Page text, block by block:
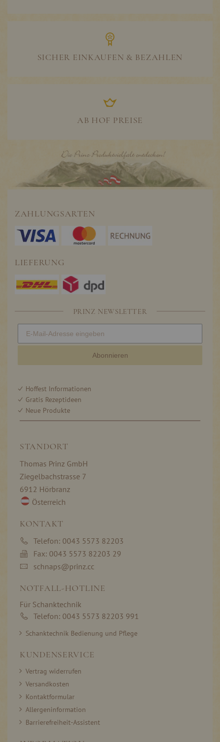
SICHER EINKAUFEN & BEZAHLEN
AB HOF PREISE
ZAHLUNGSARTEN
LIEFERUNG
PRINZ NEWSLETTER
Abonnieren
Hoffest Informationen
Gratis Rezeptideen
Neue Produkte
STANDORT
Thomas Prinz GmbH
Ziegelbachstrasse 7
6912 Hörbranz
Österreich
KONTAKT
Telefon: 0043 5573 82203
Fax: 0043 5573 82203 29
schnaps@prinz.cc
NOTFALL-HOTLINE
Für Schanktechnik
Telefon: 0043 5573 82203 991
Schanktechnik Bedienung und Pflege
KUNDENSERVICE
Vertrag widerrufen
Versandkosten
Kontaktformular
Allergeninformation
Barrierefreiheit-Assistent